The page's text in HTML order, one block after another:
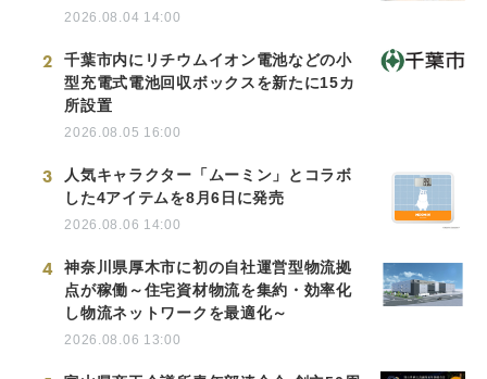
2026.08.04 14:00
2
千葉市内にリチウムイオン電池などの小
型充電式電池回収ボックスを新たに15カ
所設置
2026.08.05 16:00
3
人気キャラクター「ムーミン」とコラボ
した4アイテムを8月6日に発売
2026.08.06 14:00
4
神奈川県厚木市に初の自社運営型物流拠
点が稼働～住宅資材物流を集約・効率化
し物流ネットワークを最適化～
2026.08.06 13:00